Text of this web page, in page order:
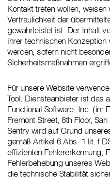
Kontakt treten wollen,
Vertraulichkeit der
gewährleistet ist. Der Inhalt
ihrer technischen Konzeption
werden, sofern nicht
Sicherheitsmaßnahmen
Für unsere Website
Tool. Diensteanbieter ist das
Functional Software, Inc. (im
Fremont Street, 8th Floor,
Sentry wird auf Grund
gemäß Artikel 6 Abs. 1 lit. f
effizienten Fehlererkennung,
Fehlerbehebung unseres
die technische Stabilität